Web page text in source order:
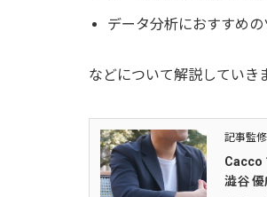
データ分析におすすめの
などについて解説していき
記事監修
Cacco
澁谷 優